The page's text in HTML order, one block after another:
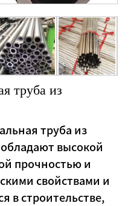
труба из
труба из
высокой
прочностью и
свойствами и
в строительстве,